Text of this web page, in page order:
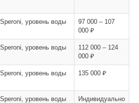
уровень воды
97 000 – 107
000 ₽
уровень воды
112 000 – 124
000 ₽
уровень воды
135 000 ₽
уровень воды
Индивидуально